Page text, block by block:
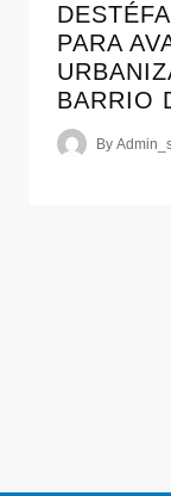
PARA
BARRIO
By